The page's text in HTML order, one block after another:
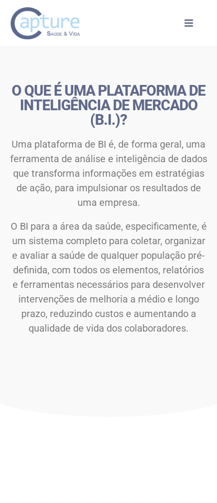
O QUE É UMA PLATAFORMA DE
INTELIGÊNCIA DE MERCADO
(B.I.)?
Uma plataforma de BI é, de forma geral, uma
ferramenta de análise e inteligência de dados
que transforma informações em estratégias
de ação, para impulsionar os resultados de
uma empresa.
O BI para a área da saúde, especificamente, é
um sistema completo para coletar, organizar
e avaliar a saúde de qualquer população pré-
definida, com todos os elementos, relatórios
e ferramentas necessários para desenvolver
intervenções de melhoria a médio e longo
prazo, reduzindo custos e aumentando a
qualidade de vida dos colaboradores.